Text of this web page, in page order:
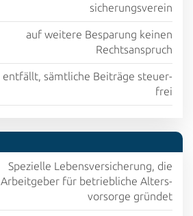
sicherungsverein
auf weitere Be­sparung keinen
Rechts­anspruch
entfällt, sämtliche Beiträge steuer­
frei
Spezielle Lebens­versicherung, die
Arbeit­geber für betrieb­liche Alters­
vorsorge gründet